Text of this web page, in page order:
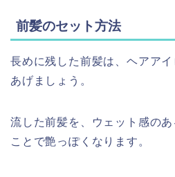
前髪のセット方法
長めに残した前髪は、ヘアア
あげましょう。
流した前髪を、ウェット感の
ことで艶っぽくなります。